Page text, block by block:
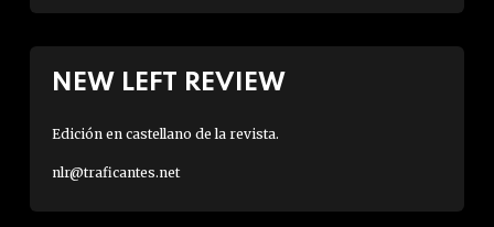
NEW LEFT REVIEW
Edición en castellano de la revista.
nlr@traficantes.net